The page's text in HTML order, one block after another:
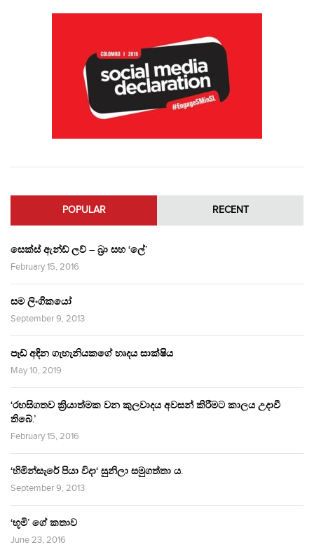
POPULAR RECENT
සෙක්ස් ඇන්ඩ් ලව් – බ්‍රා සහ ‘ලේ’
February 15, 2016
සම ලිංගිකයෝ
September 9, 2013
පෑඩ් අඳින ගැහැනියකගේ හෘදය සාක්ෂිය
May 10, 2019
‘රහසිගතව ක්‍රියාත්මක වන කුලවාදය අවසන් කිරීමට කාලය උදාවී
තිබේ.’
February 15, 2016
‘හිමින්සැරේ පියා විදා‘ සුනිලා සමුගත්තා ය.
September 9, 2013
‘භූමි’ ගේ කතාව
June 23, 2016